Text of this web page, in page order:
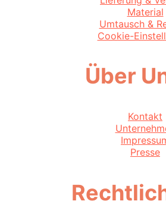
Material
Umtausch &
Cookie-
Über
Kontakt
Presse